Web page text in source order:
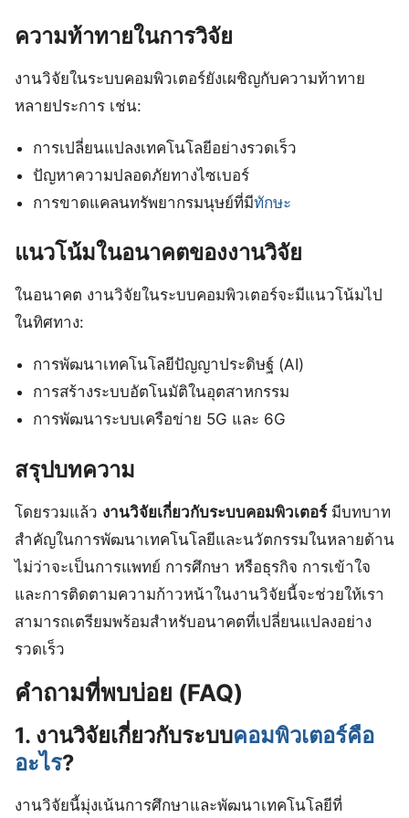
ความท้าทายในการวิจัย
งานวิจัยในระบบคอมพิวเตอร์ยังเผชิญกับความท้าทาย
หลายประการ เช่น:
การเปลี่ยนแปลงเทคโนโลยีอย่างรวดเร็ว
ปัญหาความปลอดภัยทางไซเบอร์
การขาดแคลนทรัพยากรมนุษย์ที่มีทักษะ
แนวโน้มในอนาคตของงานวิจัย
ในอนาคต งานวิจัยในระบบคอมพิวเตอร์จะมีแนวโน้มไป
ในทิศทาง:
การพัฒนาเทคโนโลยีปัญญาประดิษฐ์ (AI)
การสร้างระบบอัตโนมัติในอุตสาหกรรม
การพัฒนาระบบเครือข่าย 5G และ 6G
สรุปบทความ
โดยรวมแล้ว งานวิจัยเกี่ยวกับระบบคอมพิวเตอร์มีบทบาท
สำคัญในการพัฒนาเทคโนโลยีและนวัตกรรมในหลายด้าน
ไม่ว่าจะเป็นการแพทย์ การศึกษา หรือธุรกิจ การเข้าใจ
และการติดตามความก้าวหน้าในงานวิจัยนี้จะช่วยให้เรา
สามารถเตรียมพร้อมสำหรับอนาคตที่เปลี่ยนแปลงอย่าง
รวดเร็ว
คำถามที่พบบ่อย (FAQ)
1. งานวิจัยเกี่ยวกับระบบคอมพิวเตอร์คือ
อะไร?
งานวิจัยนี้มุ่งเน้นการศึกษาและพัฒนาเทคโนโลยีที่